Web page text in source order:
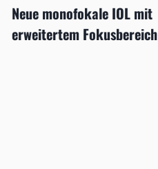
Neue monofokale IOL mit
erweitertem Fokusbereich